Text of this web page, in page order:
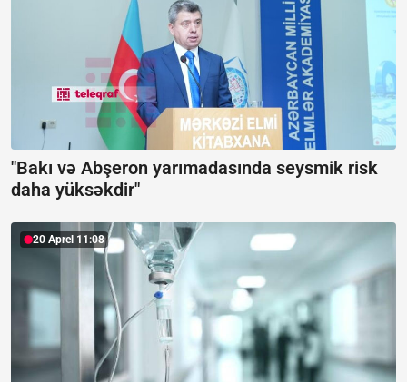
"Bakı və Abşeron yarımadasında seysmik risk
daha yüksəkdir"
20 Aprel 11:08